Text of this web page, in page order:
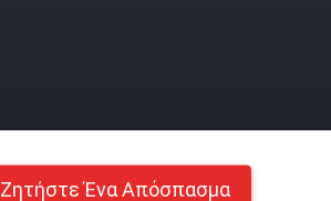
Ζητήστε Ένα Απόσπασμα